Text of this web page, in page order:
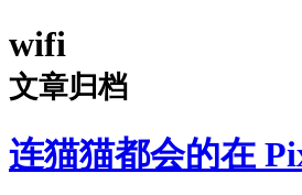
wifi
文章归档
连猫猫都会的在